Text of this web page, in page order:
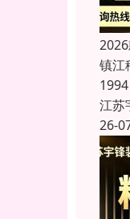
镇江
江苏
26-